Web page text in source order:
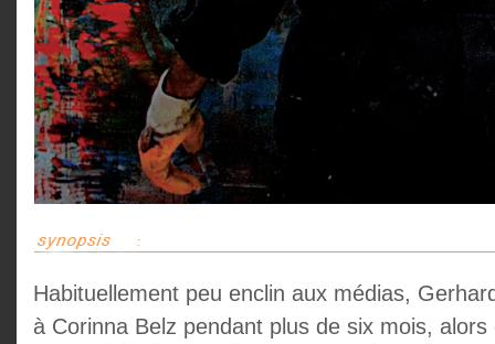
Habituellement peu enclin aux médias,
à Corinna Belz pendant plus de six mois, alors